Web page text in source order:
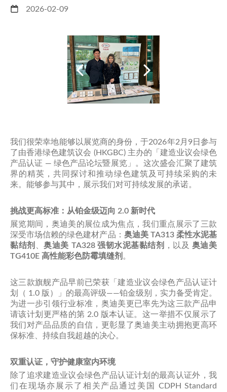
2026-02-09
我们很荣幸地能够以展览商的身份，于2026年2月9日参与
了由香港绿色建筑议会 (HKGBC) 主办的「建造业议会绿色
产品认证 — 绿色产品论坛暨展览」。这次盛会汇聚了建筑
界的精英，共同探讨和推动绿色建筑及可持续采购的未
来。能够参与其中，展示我们对可持续发展的承诺。
挑战更高标准：从铂金级迈向 2.0 新时代
展览期间，奥迪美的展位成为焦点，我们重点展示了三款
深受市场信赖的绿色建材产品： 奥迪美 TA313 柔性水泥基
黏结剂 、奥迪美 TA328 强韧水泥基黏结剂 ，以及 奥迪美
TG410E 高性能彩色防霉填缝剂 。
这三款旗舰产品早前已荣获「建造业议会绿色产品认证计
划（ 1.0 版）」的最高评级——铂金级别，实力备受肯定。
为进一步引领行业标准，奥迪美更已率先为这三款产品申
请该计划更严格的第 2.0 版本认证。这一举措不仅展示了
我们对产品品质的自信，更彰显了奥迪美主动拥抱更高环
保标准、持续自我超越的决心。
双重认证，守护健康室内环境
除了追求建造业议会绿色产品认证计划的最高认证外，我
们在现场亦展示了相关产品通过美国 CDPH Standard